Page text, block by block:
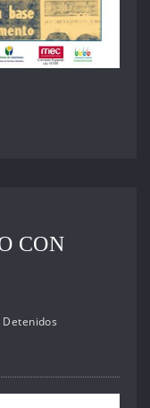
CON